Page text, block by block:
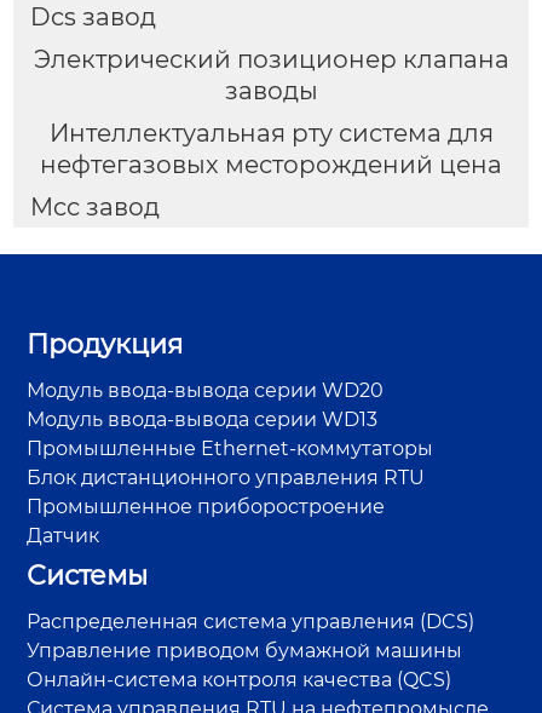
Dcs завод
Электрический позиционер клапана
заводы
Интеллектуальная рту система для
нефтегазовых месторождений цена
Mcc завод
Продукция
Модуль ввода-вывода серии WD20
Модуль ввода-вывода серии WD13
Промышленные Ethernet-коммутаторы
Блок дистанционного управления RTU
Промышленное приборостроение
Датчик
Системы
Распределенная система управления (DCS)
Управление приводом бумажной машины
Онлайн-система контроля качества (QCS)